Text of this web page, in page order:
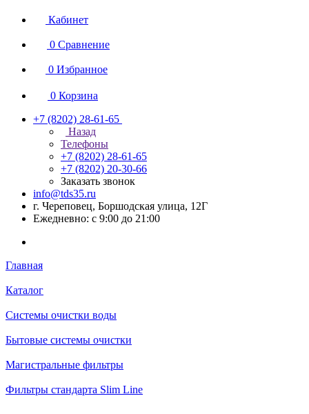
Кабинет
0 Сравнение
0 Избранное
0 Корзина
+7 (8202) 28‑61-65
Назад
Телефоны
+7 (8202) 28‑61-65
+7 (8202) 20‑30-66
Заказать звонок
info@tds35.ru
г. Череповец, Боршодская улица, 12Г
Ежедневно: с 9:00 до 21:00
Главная
Каталог
Системы очистки воды
Бытовые системы очистки
Магистральные фильтры
Фильтры стандарта Slim Line